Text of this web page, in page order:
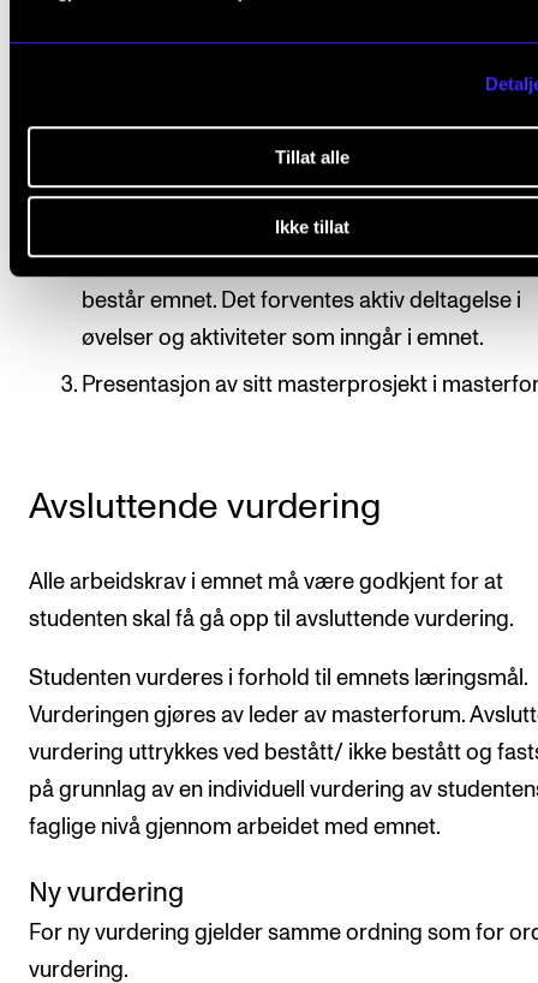
Tillat alle
Ikke tillat
Det er obligatorisk deltagelse i masterforum.
innebærer at fravær fra 20 prosent eller mer
undervisningen normalt fører til at studenten
består emnet. Det forventes aktiv deltagelse i
øvelser og aktiviteter som inngår i emnet.
Presentasjon av sitt masterprosjekt i
Avsluttende vurdering
Alle arbeidskrav i emnet må være godkjent for at
studenten skal få gå opp til avsluttende vurdering.
Studenten vurderes i forhold til emnets læringsmål.
Vurderingen gjøres av leder av masterforum.
vurdering uttrykkes ved bestått/ ikke bestått og
på grunnlag av en individuell vurdering av
faglige nivå gjennom arbeidet med emnet.
Ny vurdering
For ny vurdering gjelder samme ordning som for
vurdering.